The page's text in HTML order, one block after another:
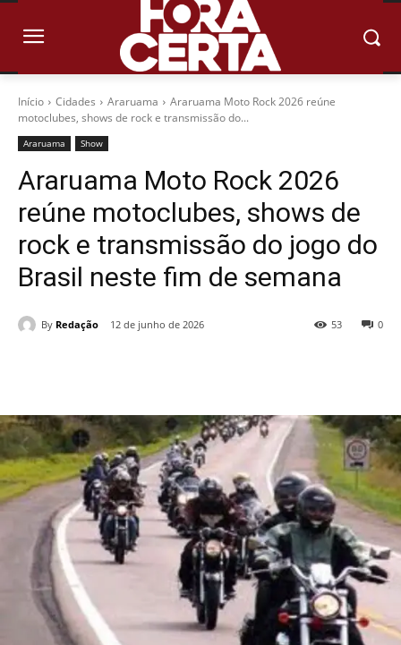
Início Cidades Araruama
Araruama Moto Rock 2026 reúne
motoclubes, shows de rock e transmissão do...
Araruama Show
Araruama Moto Rock 2026
reúne motoclubes, shows de
rock e transmissão do jogo do
Brasil neste fim de semana
By Redação 12 de junho de 2026 0
53